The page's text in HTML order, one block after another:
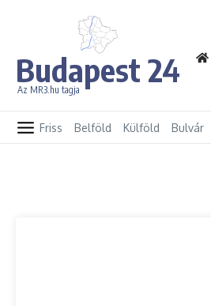
Budapest 24
Az MR3.hu tagja
Friss Belföld Külföld Bulvár